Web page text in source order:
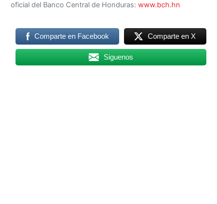
oficial del Banco Central de Honduras:www.bch.hn
Comparte en Facebook Comparte en X
Siguenos